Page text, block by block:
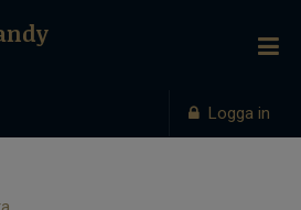
Logga in